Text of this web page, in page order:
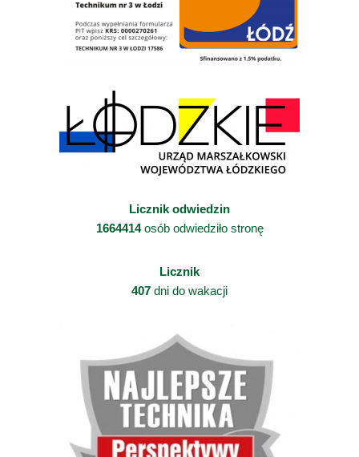
Licznik odwiedzin
1664414osób odwiedziło stronę
Licznik
407 dni do wakacji